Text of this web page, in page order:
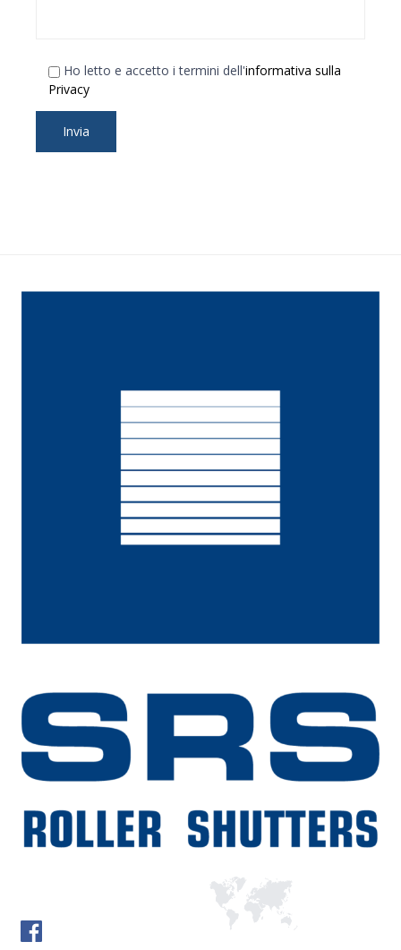
Ho letto e accetto i termini dell'informativa sulla
Privacy